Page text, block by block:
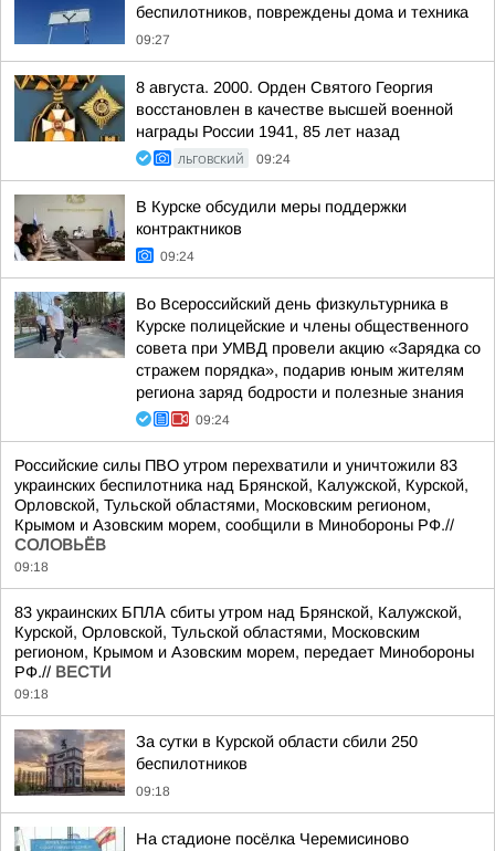
беспилотников, повреждены дома и техника
09:27
8 августа. 2000. Орден Святого Георгия
восстановлен в качестве высшей военной
награды России 1941, 85 лет назад
ЛЬГОВСКИЙ 09:24
В Курске обсудили меры поддержки
контрактников
09:24
Во Всероссийский день физкультурника в
Курске полицейские и члены общественного
совета при УМВД провели акцию «Зарядка со
стражем порядка», подарив юным жителям
региона заряд бодрости и полезные знания
09:24
Российские силы ПВО утром перехватили и уничтожили 83
украинских беспилотника над Брянской, Калужской, Курской,
Орловской, Тульской областями, Московским регионом,
Крымом и Азовским морем, сообщили в Минобороны РФ.//
СОЛОВЬЁВ
09:18
83 украинских БПЛА сбиты утром над Брянской, Калужской,
Курской, Орловской, Тульской областями, Московским
регионом, Крымом и Азовским морем, передает Минобороны
РФ.// ВЕСТИ
09:18
За сутки в Курской области сбили 250
беспилотников
09:18
На стадионе посёлка Черемисиново